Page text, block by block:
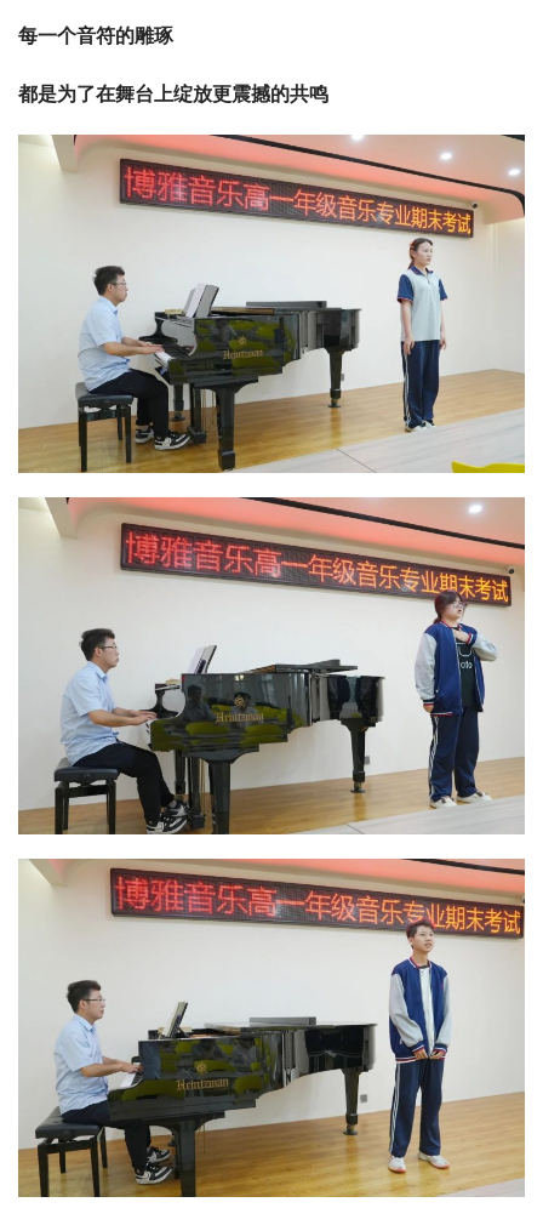
每一个音符的雕琢
都是为了在舞台上绽放更震撼的共鸣